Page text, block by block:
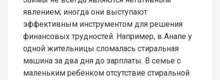
явлением; иногда они выступают
эффективным инструментом для решения
финансовых трудностей. Например, в Анапе у
одной жительницы сломалась стиральная
машина за два дня до зарплаты. В семье с
маленьким ребёнком отсутствие стиральной